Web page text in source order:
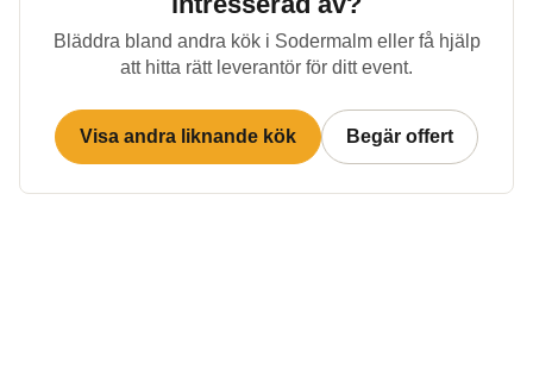
Bläddra bland andra kök i Sodermalmeller få hjälp
att hitta rätt leverantör för ditt event.
Visa andra liknande kök Begär offert